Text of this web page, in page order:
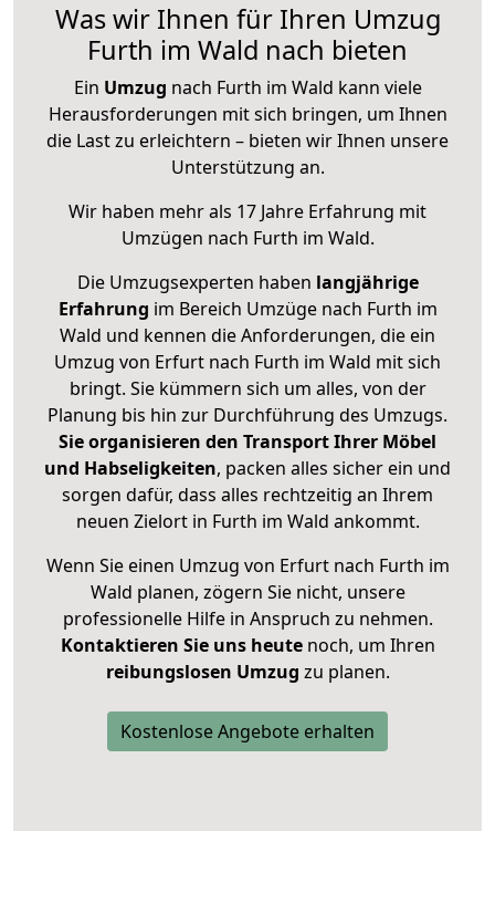
Was wir Ihnen für Ihren Umzug
Furth im Wald nach bieten
Ein Umzug nach Furth im Wald kann viele
Herausforderungen mit sich bringen, um Ihnen
die Last zu erleichtern – bieten wir Ihnen unsere
Unterstützung an.
Wir haben mehr als 17 Jahre Erfahrung mit
Umzügen nach Furth im Wald.
Die Umzugsexperten haben langjährige
Erfahrung im Bereich Umzüge nach Furth im
Wald und kennen die Anforderungen, die ein
Umzug von Erfurt nach Furth im Wald mit sich
bringt. Sie kümmern sich um alles, von der
Planung bis hin zur Durchführung des Umzugs.
Sie organisieren den Transport Ihrer Möbel
und Habseligkeiten, packen alles sicher ein und
sorgen dafür, dass alles rechtzeitig an Ihrem
neuen Zielort in Furth im Wald ankommt.
Wenn Sie einen Umzug von Erfurt nach Furth im
Wald planen, zögern Sie nicht, unsere
professionelle Hilfe in Anspruch zu nehmen.
Kontaktieren Sie uns heutenoch, um Ihren
reibungslosen Umzug zu planen.
Kostenlose Angebote erhalten